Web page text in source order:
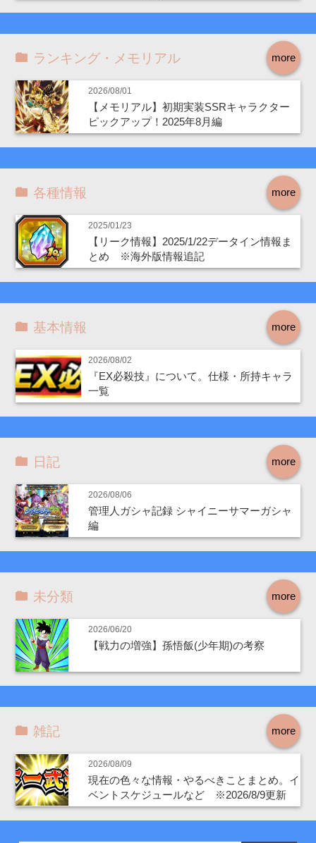
more
ランキング・メモリアル
2026/08/01
【メモリアル】初期実装SSRキャラクター
ピックアップ！2025年8月編
more
各種情報
2025/01/23
【リーク情報】2025/1/22データイン情報ま
とめ ※海外版情報追記
more
基本情報
2026/08/02
『EX必殺技』について。仕様・所持キャラ
一覧
more
日記
2026/08/06
管理人ガシャ記録 シャイニーサマーガシャ
編
more
未分類
2026/06/20
【戦力の増強】孫悟飯(少年期)の考察
more
雑記
2026/08/09
現在の色々な情報・やるべきことまとめ。イ
ベントスケジュールなど ※2026/8/9更新